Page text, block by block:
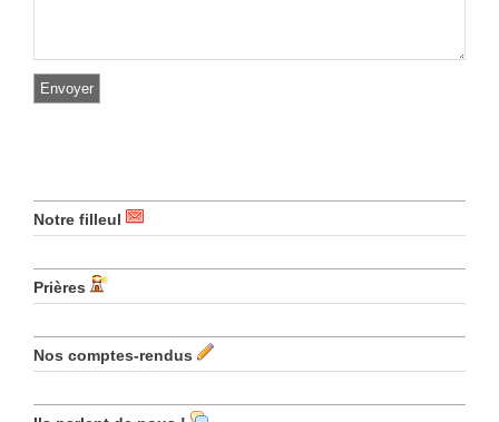
Notre filleul
Prières
Nos comptes-rendus